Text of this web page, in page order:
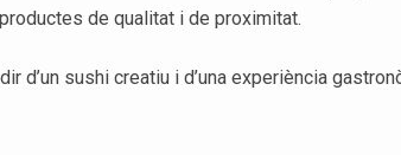
de qualitat i de proximitat.
d’un sushi creatiu i d’una experiència